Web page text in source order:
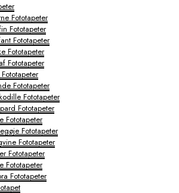
Fototapeter
Fototapeter
Fototapeter
Fototapeter
Fototapeter
Fototapeter
Fototapeter
Fototapeter
Fototapeter
Fototapeter
Fototapeter
Fototapeter
Fototapeter
Fototapeter